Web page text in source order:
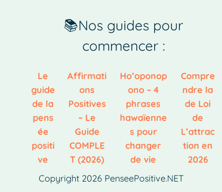
📚Nos guides pour
commencer :
Le
guide
de la
pens
ée
positi
ve
Affirmati
ons
Positives
– Le
Guide
COMPLE
T (2026)
Ho’oponop
ono – 4
phrases
hawaïenne
s pour
changer
de vie
Compre
ndre la
de Loi
de
L’attrac
tion en
2026
Copyright 2026 PenseePositive.NET